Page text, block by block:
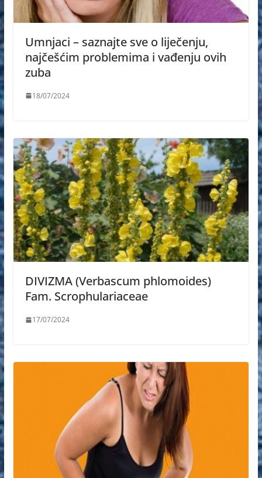
Umnjaci – saznajte sve o liječenju,
najčešćim problemima i vađenju ovih
zuba
18/07/2024
DIVIZMA (Verbascum phlomoides)
Fam. Scrophulariaceae
17/07/2024